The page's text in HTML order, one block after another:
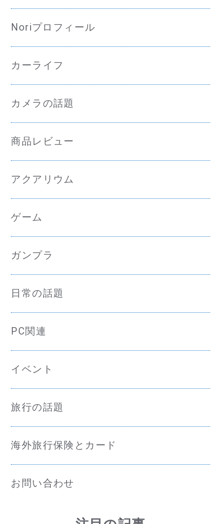
Noriプロフィール
カーライフ
カメラの話題
商品レビュー
アクアリウム
ゲーム
ガンプラ
日常の話題
PC関連
イベント
旅行の話題
海外旅行保険とカード
お問い合わせ